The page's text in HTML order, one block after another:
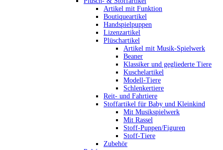
Artikel mit Funktion
Boutiqueartikel
Handspielpuppen
Lizenzartikel
Plüschartikel
Artikel mit Musik-Spielwerk
Beaner
Klassiker und gegliederte Tiere
Kuschelartikel
Modell-Tiere
Schlenkertiere
Reit- und Fahrtiere
Stoffartikel für Baby und Kleinkind
Mit Musikspielwerk
Mit Rassel
Stoff-Puppen/Figuren
Stoff-Tiere
Zubehör